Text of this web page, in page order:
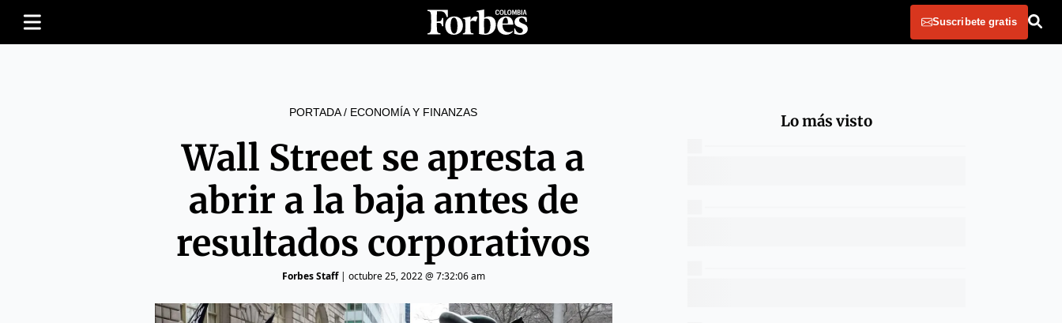
Suscribete gratis
PORTADA/ ECONOMÍA Y FINANZAS
Wall Street se apresta a
abrir a la baja antes de
resultados corporativos
Forbes Staff| octubre 25, 2022 @ 7:32:06 am
Lo más visto